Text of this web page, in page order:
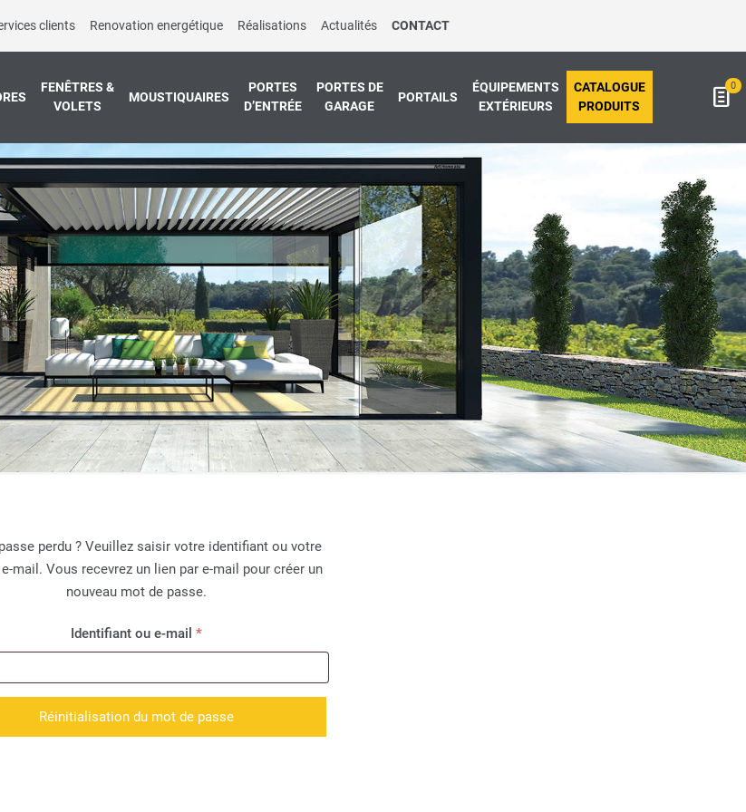
clients Renovation energétique Réalisations Actualités CONTACT
FENÊTRES &
VOLETS
MOUSTIQUAIRES
PORTES
D’ENTRÉE
PORTES DE
GARAGE
PORTAILS
ÉQUIPEMENTS
EXTÉRIEURS
CATALOGUE
PRODUITS
0
perdu ? Veuillez saisir votre identifiant ou votre
mail. Vous recevrez un lien par e-mail pour créer un
nouveau mot de passe.
Identifiant ou e-mail*Obligatoire
Réinitialisation du mot de passe